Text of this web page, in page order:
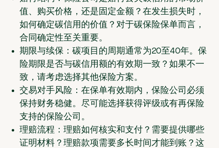
值、购买价格，还是固定金额？在发生损失时，
如何确定碳信用的价值？对于碳保险保单而言，
合同确定性至关重要。
期限与续保： 碳项目的周期通常为20至40年。保
险期限是否与碳信用额的有效期一致？如果不一
致，请考虑选择其他保险方案。
交易对手风险： 在保单有效期内，保险公司必须
保持财务稳健。尽可能选择获得评级或有再保险
支持的保险公司。
理赔流程： 理赔如何核实和支付？需要提供哪些
证明材料？理赔款项需要多长时间才能到账？这